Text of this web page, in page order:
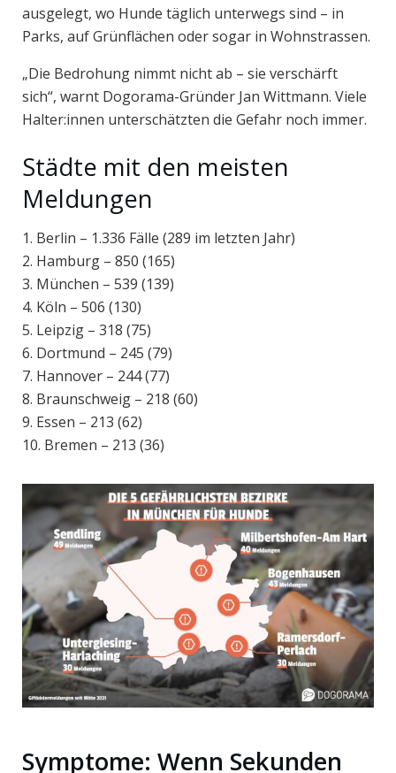
ausgelegt, wo Hunde täglich unterwegs sind – in
Parks, auf Grünflächen oder sogar in Wohnstrassen.
„Die Bedrohung nimmt nicht ab – sie verschärft
sich“, warnt Dogorama-Gründer Jan Wittmann. Viele
Halter:innen unterschätzten die Gefahr noch immer.
Städte mit den meisten
Meldungen
1. Berlin – 1.336 Fälle (289 im letzten Jahr)
2. Hamburg – 850 (165)
3. München – 539 (139)
4. Köln – 506 (130)
5. Leipzig – 318 (75)
6. Dortmund – 245 (79)
7. Hannover – 244 (77)
8. Braunschweig – 218 (60)
9. Essen – 213 (62)
10. Bremen – 213 (36)
Symptome: Wenn Sekunden